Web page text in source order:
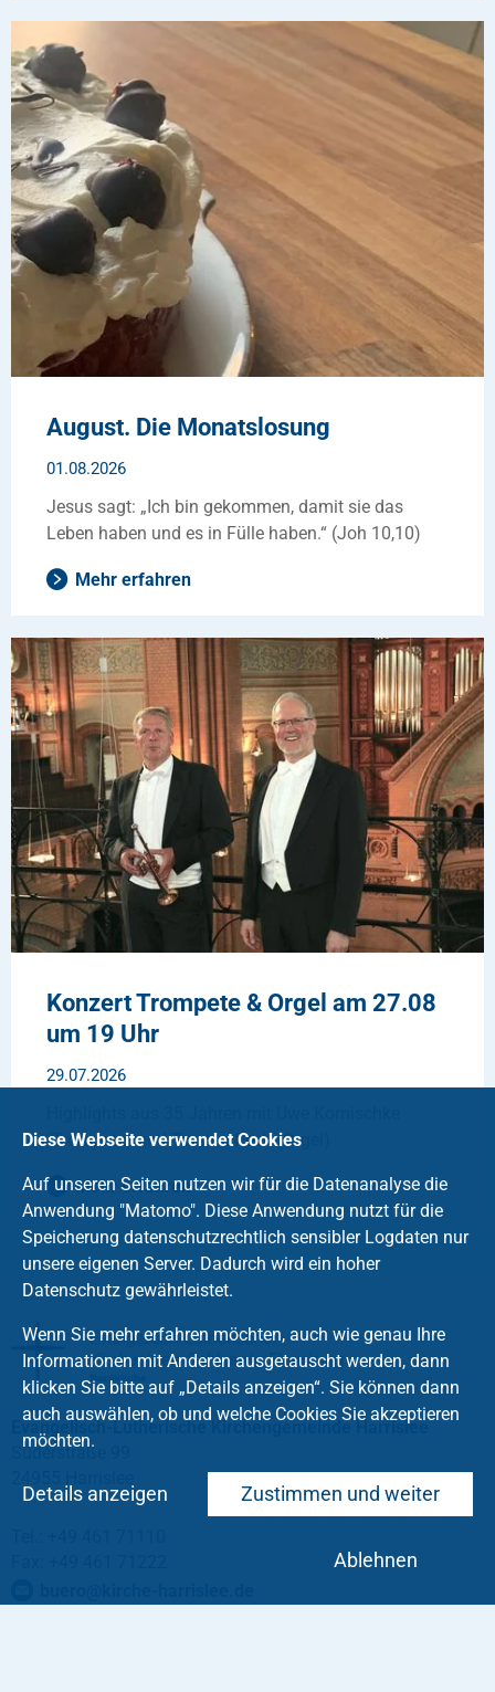
August. Die Monatslosung
01.08.2026
Jesus sagt: „Ich bin gekommen, damit sie das
Leben haben und es in Fülle haben.“ (Joh 10,10)
Mehr erfahren
Konzert Trompete & Orgel am 27.08
um 19 Uhr
29.07.2026
(Trompete) und Torsten Pech (Orgel)
Mehr erfahren
Evangelisch-Lutherische Kirchengemeinde Harrislee
Süderstraße 99
Diese Webseite verwendet Cookies
Auf unseren Seiten nutzen wir für die Datenanalyse die
Anwendung "Matomo". Diese Anwendung nutzt für die
Speicherung datenschutzrechtlich sensibler Logdaten nur
unsere eigenen Server. Dadurch wird ein hoher
Datenschutz gewährleistet.
Wenn Sie mehr erfahren möchten, auch wie genau Ihre
Informationen mit Anderen ausgetauscht werden, dann
klicken Sie bitte auf „Details anzeigen“. Sie können dann
auch auswählen, ob und welche Cookies Sie akzeptieren
möchten.
Zustimmen und weiter
Details anzeigen
Ablehnen